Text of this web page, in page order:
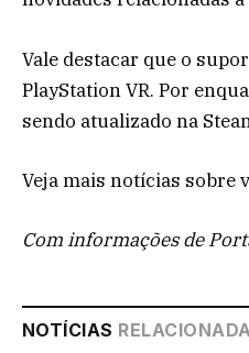
Vale destacar que o
PlayStation VR. Por
sendo atualizado na
Veja mais notícias sobre
Com informações de
NOTÍCIAS